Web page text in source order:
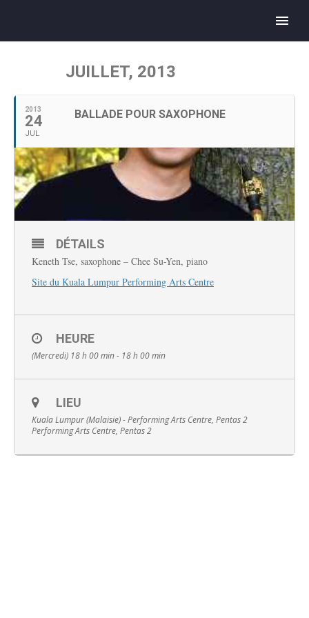
Français
JUILLET, 2013
2013
24
JUL
BALLADE POUR SAXOPHONE
DÉTAILS
Keneth Tse, saxophone – Chee Su-Yen, piano
Site du Kuala Lumpur Performing Arts Centre
HEURE
(Mercredi) 18 h 00 min - 18 h 00 min
LIEU
Kuala Lumpur (Malaisie) - Performing Arts Centre, Pentas 2
Performing Arts Centre, Pentas 2